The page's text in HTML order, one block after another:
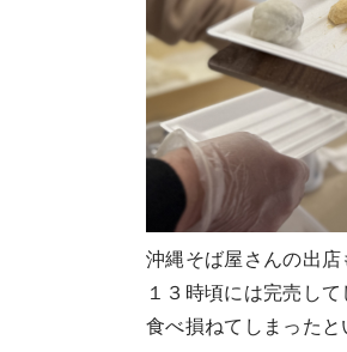
沖縄そば屋さんの出店
１３時頃には完売して
食べ損ねてしまったと